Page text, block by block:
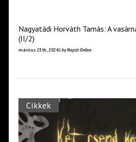
Nagyatádi Horváth Tamás: A
(II/2)
március 25th, 2024 | by Napút Online
Cikkek